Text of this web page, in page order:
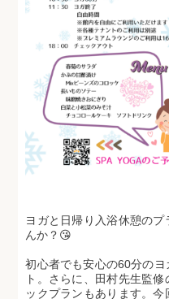
ヨガと日帰り入浴休憩の
んか？😘
初心者でも安心の60分の
ト。さらに、田村先生監
ックプランもあります。今